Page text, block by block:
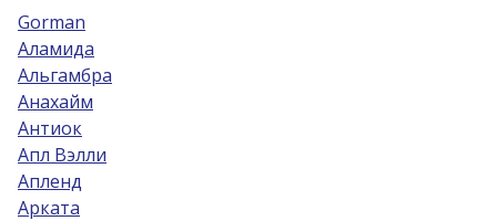
Gorman
Аламида
Альгамбра
Анахайм
Антиок
Апл Вэлли
Апленд
Арката